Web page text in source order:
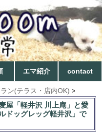
エマ紹介 contact
ン(テラス・店内OK) >
屋「軽井沢 川上庵」と愛
ドッグレッグ軽井沢」で